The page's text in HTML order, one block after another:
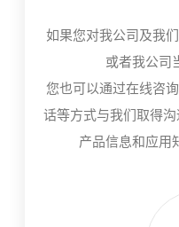
如果您对我公司及我
或者我公司
您也可以通过在线咨
话等方式与我们取得
产品信息和应用